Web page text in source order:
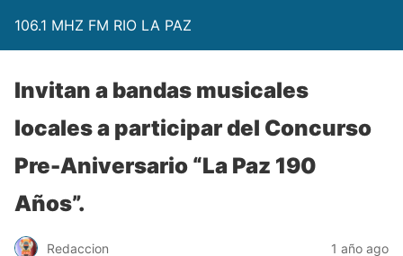
106.1 MHZ FM RIO LA PAZ
Invitan a bandas musicales
locales a participar del Concurso
Pre-Aniversario “La Paz 190
Años”.
Redaccion 1 año ago